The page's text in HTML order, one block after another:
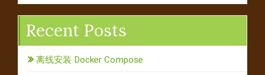
Recent Posts
离线安装 Docker Compose